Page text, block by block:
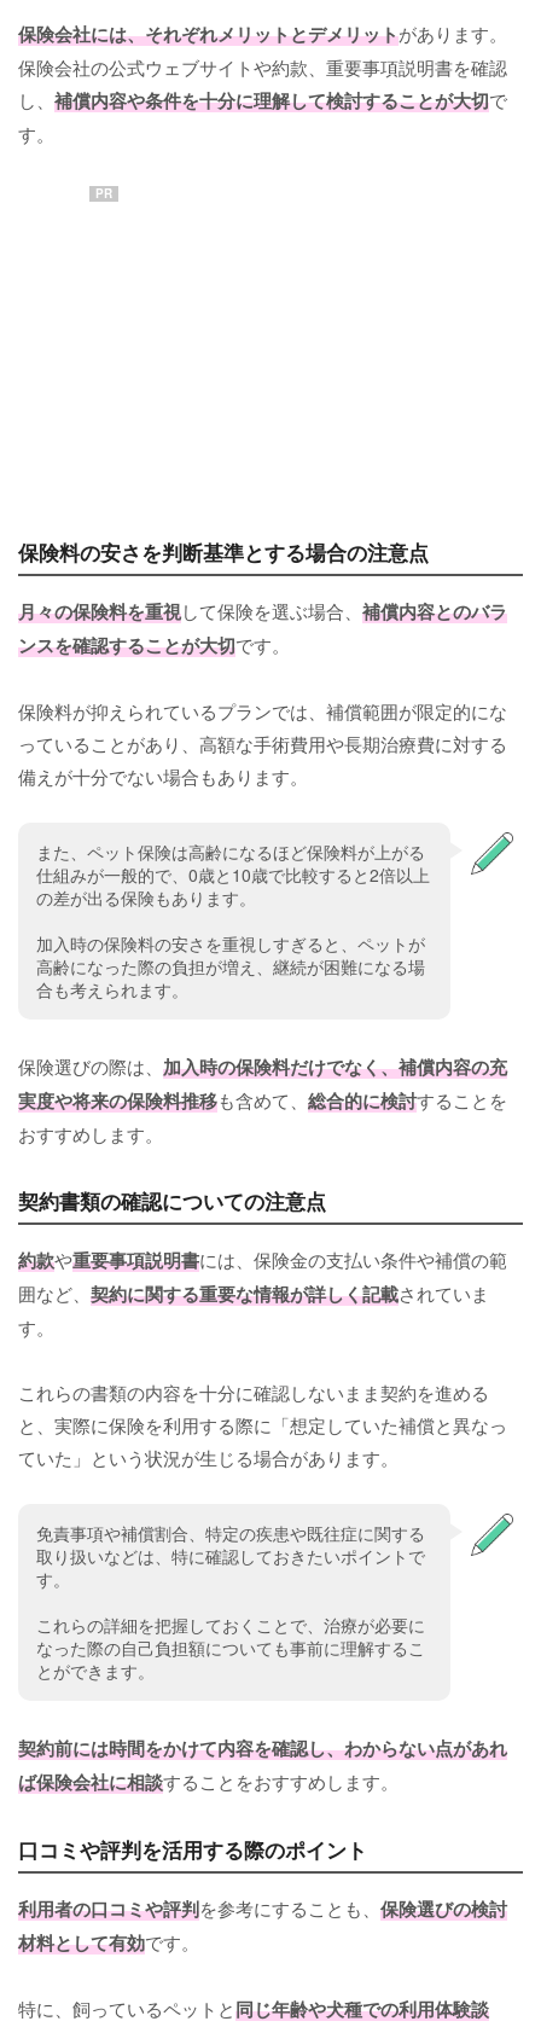
保険会社には、それぞれメリットとデメリットがあります。
保険会社の公式ウェブサイトや約款、重要事項説明書を確認
し、 補償内容や条件を十分に理解して検討することが大切で
す。
PR
保険料の安さを判断基準とする場合の注意点
月々の保険料を重視して保険を選ぶ場合、 補償内容とのバラ
ンスを確認することが大切です。
保険料が抑えられているプランでは、補償範囲が限定的にな
っていることがあり、高額な手術費用や長期治療費に対する
備えが十分でない場合もあります。
また、ペット保険は高齢になるほど保険料が上がる
仕組みが一般的で、0歳と10歳で比較すると2倍以上
の差が出る保険もあります。
加入時の保険料の安さを重視しすぎると、ペットが
高齢になった際の負担が増え、継続が困難になる場
合も考えられます。
保険選びの際は、 加入時の保険料だけでなく、補償内容の充
実度や将来の保険料推移も含めて、 総合的に検討することを
おすすめします。
契約書類の確認についての注意点
約款や重要事項説明書には、保険金の支払い条件や補償の範
囲など、 契約に関する重要な情報が詳しく記載されていま
す。
これらの書類の内容を十分に確認しないまま契約を進める
と、実際に保険を利用する際に「想定していた補償と異なっ
ていた」という状況が生じる場合があります。
免責事項や補償割合、特定の疾患や既往症に関する
取り扱いなどは、特に確認しておきたいポイントで
す。
これらの詳細を把握しておくことで、治療が必要に
なった際の自己負担額についても事前に理解するこ
とができます。
契約前には時間をかけて内容を確認し、わからない点があれ
ば保険会社に相談することをおすすめします。
口コミや評判を活用する際のポイント
利用者の口コミや評判を参考にすることも、 保険選びの検討
材料として有効です。
特に、飼っているペットと同じ年齢や犬種での利用体験談